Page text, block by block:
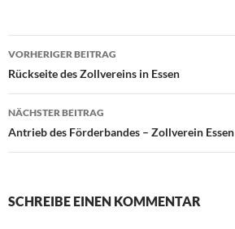
Beitragsnavigation
VORHERIGER BEITRAG
Rückseite des Zollvereins in Essen
NÄCHSTER BEITRAG
Antrieb des Förderbandes – Zollverein Essen
SCHREIBE EINEN KOMMENTAR